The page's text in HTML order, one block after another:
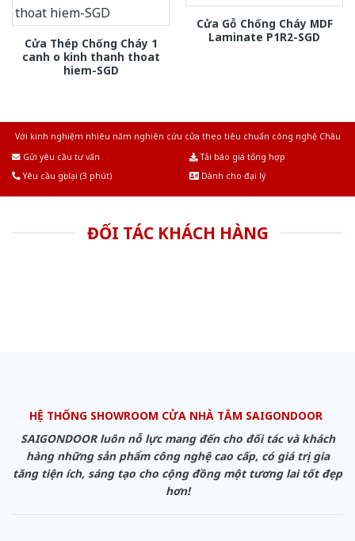
Cửa Thép Chống Cháy 1
canh o kinh thanh thoat
hiem-SGD
Cửa Gỗ Chống Cháy MDF
Laminate P1R2-SGD
Với kinh nghiệm nhiêu năm nghiên cứu cửa theo tiêu chuẩn công nghệ Châu
Gửi yêu cầu tư vấn
Tải báo giá tổng hợp
Yêu cầu gọi lại (3 phút)
Dành cho đại lý
ĐỐI TÁC KHÁCH HÀNG
HỆ THỐNG SHOWROOM CỬA NHÀ TẮM SAIGONDOOR
SAIGONDOOR luôn nỗ lực mang đến cho đối tác và khách
hàng những sản phẩm công nghệ cao cấp, có giá trị gia
tăng tiện ích, sáng tạo cho cộng đồng một tương lai tốt đẹp
hơn!